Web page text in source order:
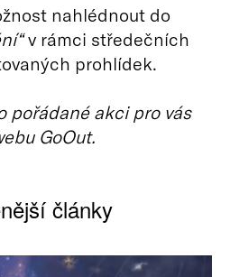
nahlédnout do
v rámci středečních
prohlídek.
pořádané akci pro vás
GoOut.
články